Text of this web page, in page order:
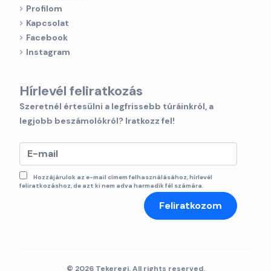
Profilom
Kapcsolat
Facebook
Instagram
Hírlevél feliratkozás
Szeretnél értesülni a legfrissebb túráinkról, a
legjobb beszámolókról? Iratkozz fel!
Hozzájárulok az e-mail címem felhasználásához, hírlevél
feliratkozáshoz, de azt ki nem adva harmadik fél számára.
Feliratkozom
© 2026 Tekeregj. All rights reserved.